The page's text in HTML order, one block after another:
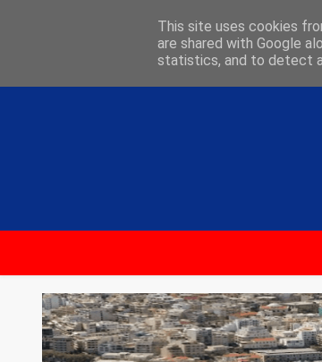
This site uses cookies
are shared with Google
statistics, and to detect